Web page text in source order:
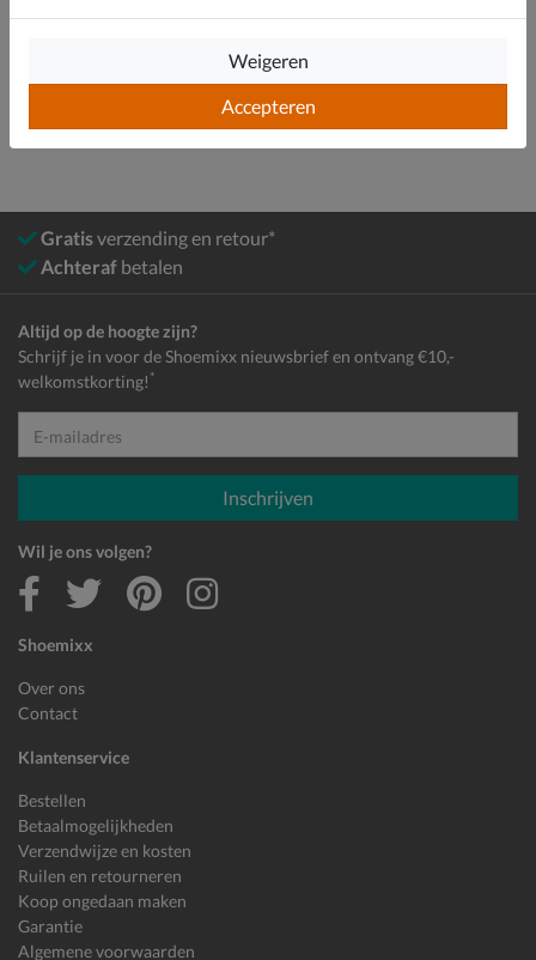
Bekijk meer
Heren Schoenen Sneakers Lage sneakers
Gratisverzending en retour*
Achteraf betalen
Shoemixx
Over ons
Contact
Klantenservice
Bestellen
Betaalmogelijkheden
Verzendwijze en kosten
Ruilen en retourneren
Koop ongedaan maken
Garantie
Algemene voorwaarden
Altijd op de hoogte zijn?
Schrijf je in voor de Shoemixx nieuwsbrief en ontvang €10,-
welkomstkorting! *
E-mailadres
Inschrijven
Wil je ons volgen?
Accepteren
Weigeren